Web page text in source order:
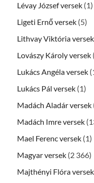
Lévay József versek (1)
Ligeti Ernő versek (5)
Lithvay Viktória versek
Lovászy Károly versek
Lukács Angéla versek
Lukács Pál versek (1)
Madách Aladár versek
Madách Imre versek
Mael Ferenc versek (1)
Magyar versek (2 366)
Majthényi Flóra versek